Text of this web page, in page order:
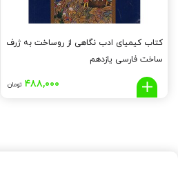
کتاب کیمیای ادب نگاهی از روساخت به ژرف
ساخت فارسی یازدهم
۴۸۸,۰۰۰ تومان